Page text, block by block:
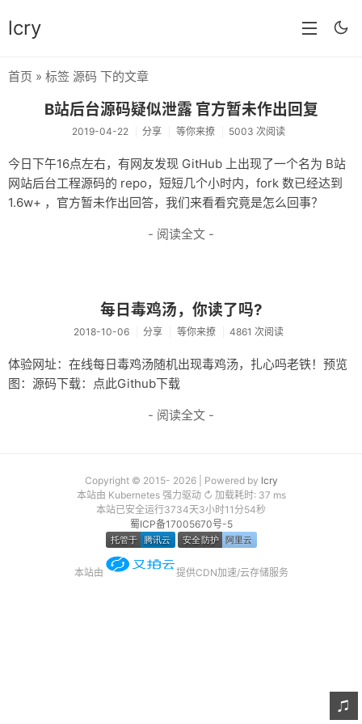
lcry
分类
分享
技术
归档
友链
关于
首页 » 标签 源码 下的文章
B站后台源码疑似泄露 官方暂未作出回复
2019-04-22 分享 等你来撩 5003 次阅读
今日下午16点左右，有网友发现 GitHub 上出现了一个名为 B站
网站后台工程源码的 repo，短短几个小时内，fork 数已经达到
1.6w+ ，官方暂未作出回答，我们来看看究竟是怎么回事？
- 阅读全文 -
每日毒鸡汤，你读了吗?
2018-10-06 分享 等你来撩 4861 次阅读
体验网址：在线每日毒鸡汤随机出现毒鸡汤，扎心吗老铁！预览
图：源码下载：点此Github下载
- 阅读全文 -
Copyright © 2015- 2026 | Powered by lcry
本站由 Kubernetes 强力驱动 ↻ 加载耗时: 37 ms
本站已安全运行3734天3小时11分54秒
蜀ICP备17005670号-5
本站由 提供CDN加速/云存储服务